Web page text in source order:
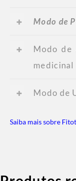
Modo de
Modo de
medicinal
Modo de
Saiba mais sobre